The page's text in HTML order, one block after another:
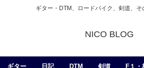
ギター・DTM、ロードバイク、剣道、そ
NICO BLOG
ギター 日記 DTM 剣道 F１・